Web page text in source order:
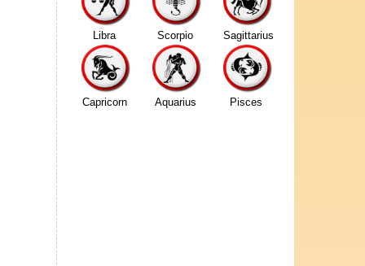
Libra Scorpio Sagittarius
Capricorn Aquarius Pisces